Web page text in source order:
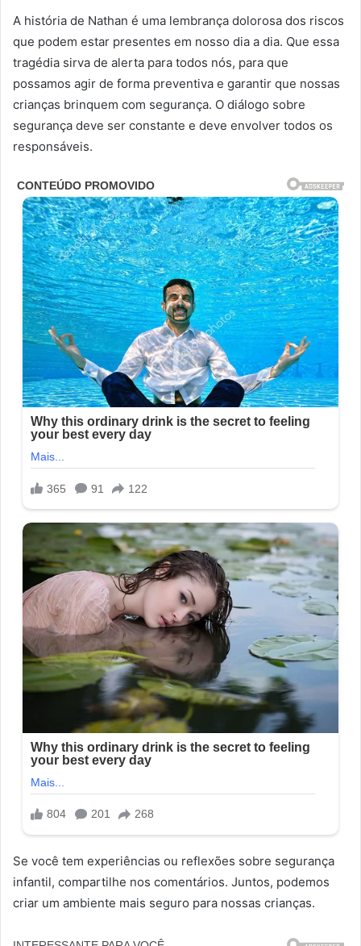
A história de Nathan é uma lembrança dolorosa dos riscos
que podem estar presentes em nosso dia a dia. Que essa
tragédia sirva de alerta para todos nós, para que
possamos agir de forma preventiva e garantir que nossas
crianças brinquem com segurança. O diálogo sobre
segurança deve ser constante e deve envolver todos os
responsáveis.
Se você tem experiências ou reflexões sobre segurança
infantil, compartilhe nos comentários. Juntos, podemos
criar um ambiente mais seguro para nossas crianças.